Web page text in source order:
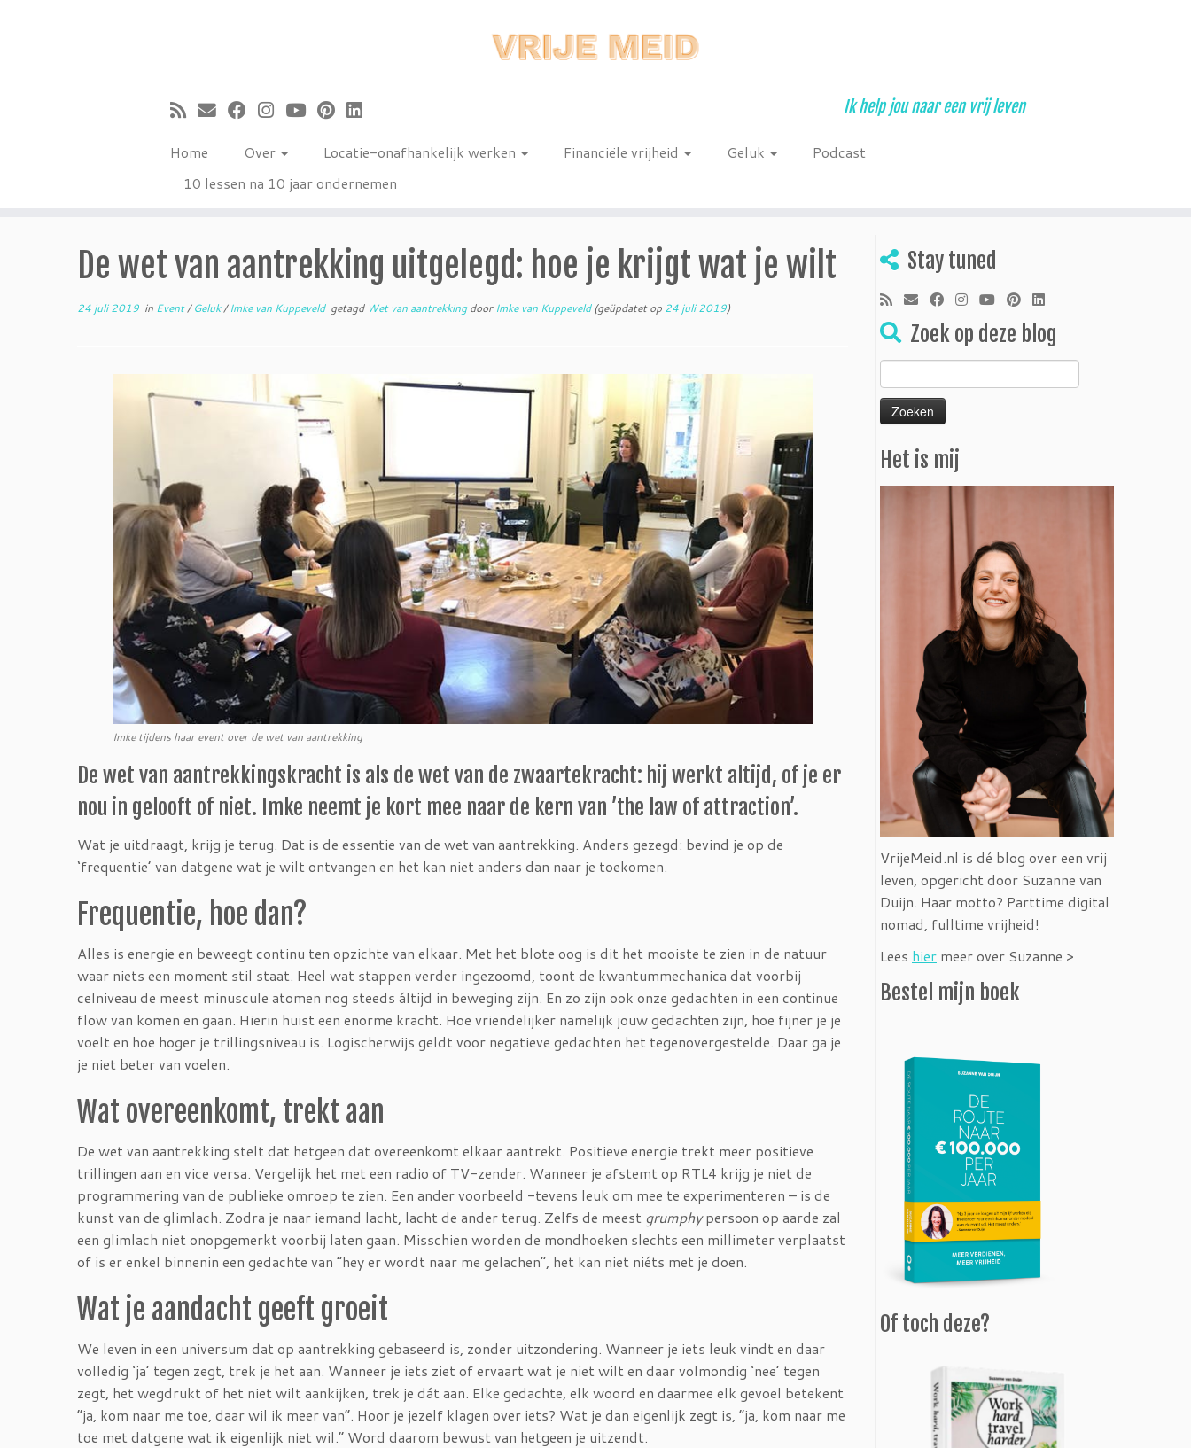
Ik help jou naar een vrij leven
Home Over Locatie-onafhankelijk werken Financiële vrijheid Geluk
Podcast
10 lessen na 10 jaar ondernemen
De wet van aantrekking uitgelegd: hoe je krijgt wat je wilt
24 juli 2019 in Event/Geluk/Imke van Kuppeveld getagd Wet van aantrekkingdoor Imke van Kuppeveld(geüpdatet op 24 juli 2019)
Imke tijdens haar event over de wet van aantrekking
De wet van aantrekkingskracht is als de wet van de zwaartekracht: hij werkt altijd, of je er
nou in gelooft of niet. Imke neemt je kort mee naar de kern van ’the law of attraction’.
Wat je uitdraagt, krijg je terug. Dat is de essentie van de wet van aantrekking. Anders gezegd: bevind je op de
‘frequentie’ van datgene wat je wilt ontvangen en het kan niet anders dan naar je toekomen.
Frequentie, hoe dan?
Alles is energie en beweegt continu ten opzichte van elkaar. Met het blote oog is dit het mooiste te zien in de natuur
waar niets een moment stil staat. Heel wat stappen verder ingezoomd, toont de kwantummechanica dat voorbij
celniveau de meest minuscule atomen nog steeds áltijd in beweging zijn. En zo zijn ook onze gedachten in een continue
flow van komen en gaan. Hierin huist een enorme kracht. Hoe vriendelijker namelijk jouw gedachten zijn, hoe fijner je je
voelt en hoe hoger je trillingsniveau is. Logischerwijs geldt voor negatieve gedachten het tegenovergestelde. Daar ga je
je niet beter van voelen.
Wat overeenkomt, trekt aan
De wet van aantrekking stelt dat hetgeen dat overeenkomt elkaar aantrekt. Positieve energie trekt meer positieve
trillingen aan en vice versa. Vergelijk het met een radio of TV-zender. Wanneer je afstemt op RTL4 krijg je niet de
programmering van de publieke omroep te zien. Een ander voorbeeld -tevens leuk om mee te experimenteren – is de
kunst van de glimlach. Zodra je naar iemand lacht, lacht de ander terug. Zelfs de meest grumphypersoon op aarde zal
een glimlach niet onopgemerkt voorbij laten gaan. Misschien worden de mondhoeken slechts een millimeter verplaatst
of is er enkel binnenin een gedachte van “hey er wordt naar me gelachen”, het kan niet niéts met je doen.
Wat je aandacht geeft groeit
We leven in een universum dat op aantrekking gebaseerd is, zonder uitzondering. Wanneer je iets leuk vindt en daar
volledig ‘ja’ tegen zegt, trek je het aan. Wanneer je iets ziet of ervaart wat je niet wilt en daar volmondig ‘nee’ tegen
zegt, het wegdrukt of het niet wilt aankijken, trek je dát aan. Elke gedachte, elk woord en daarmee elk gevoel betekent
“ja, kom naar me toe, daar wil ik meer van”. Hoor je jezelf klagen over iets? Wat je dan eigenlijk zegt is, “ja, kom naar me
toe met datgene wat ik eigenlijk niet wil.” Word daarom bewust van hetgeen je uitzendt.
Stay tuned
Zoek op deze blog
Zoeken
naar:
Het is mij
VrijeMeid.nl is dé blog over een vrij
leven, opgericht door Suzanne van
Duijn. Haar motto? Parttime digital
nomad, fulltime vrijheid!
Lees hier meer over Suzanne >
Bestel mijn boek
Of toch deze?